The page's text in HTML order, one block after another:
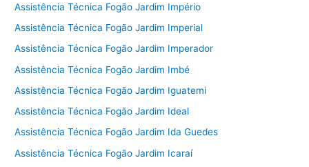
Assistência Técnica Fogão Jardim Império
Assistência Técnica Fogão Jardim Imperial
Assistência Técnica Fogão Jardim Imperador
Assistência Técnica Fogão Jardim Imbé
Assistência Técnica Fogão Jardim Iguatemi
Assistência Técnica Fogão Jardim Ideal
Assistência Técnica Fogão Jardim Ida Guedes
Assistência Técnica Fogão Jardim Icaraí